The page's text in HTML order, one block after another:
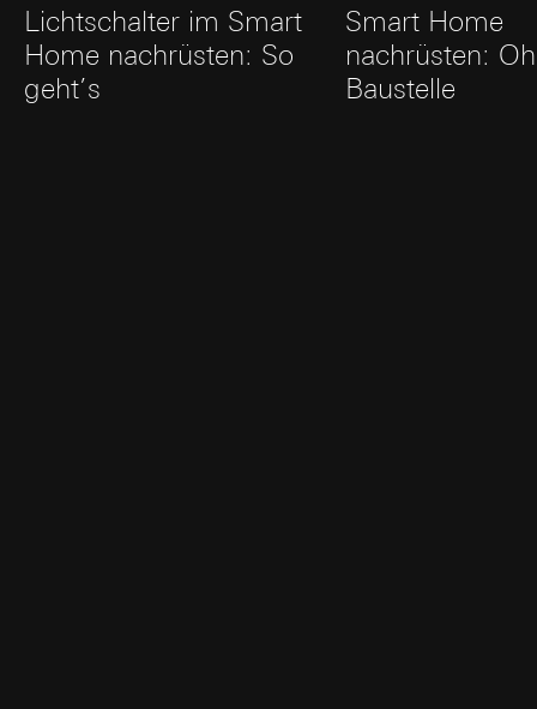
Lichtschalter im Smart
Home nachrüsten: So
geht’s
Smart Home
nachrüsten:
Baustelle